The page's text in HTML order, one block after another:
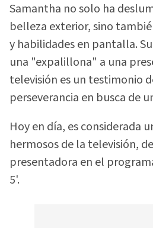
Samantha no solo ha
belleza exterior, sino
y habilidades en pantalla.
una "expalillona" a una
televisión es un testimonio
perseverancia en busca de
Hoy en día, es considerada
hermosos de la televisión,
presentadora en el
5'.